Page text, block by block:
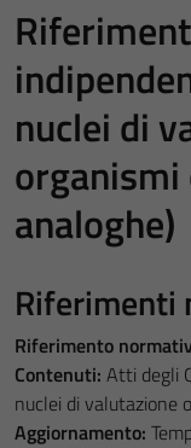
nuclei di
analoghe)
Riferimenti
Riferimento
Contenuti: Atti degli
nuclei di valutazione
Aggiornamento: